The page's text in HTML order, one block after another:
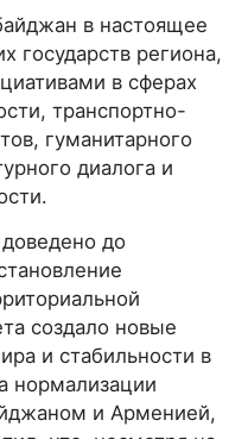
в настоящее
государств региона,
в сферах
транспортно-
гуманитарного
диалога и
до
создало новые
и стабильности в
нормализации
и Арменией,